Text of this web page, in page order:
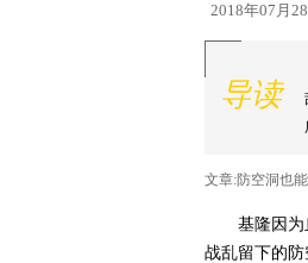
2018年07月28
导读
文章:防空洞也
基隆因
战乱留下的